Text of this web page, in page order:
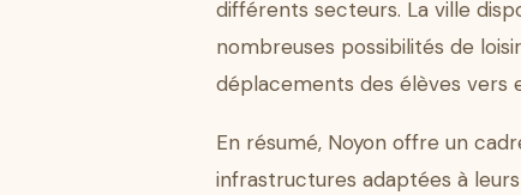
différents secteurs. La ville
nombreuses possibilités de
déplacements des élèves vers
En résumé, Noyon offre un
infrastructures adaptées à